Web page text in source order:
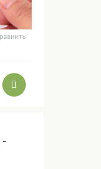
-